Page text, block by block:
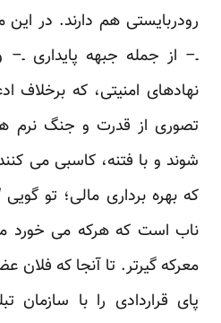
رودربایستی هم دارند. در
ـ– از جمله جبهه پایداری
نهادهای امنیتی، که
تصوری از قدرت و جنگ نرم هم
شوند و با فتنه، کاسبی می
که بهره برداری مالی؛ تو
ناب است که هرکه می خورد
معرکه گیرتر. تا آنجا که فلان
پای قراردادی را با سازمان